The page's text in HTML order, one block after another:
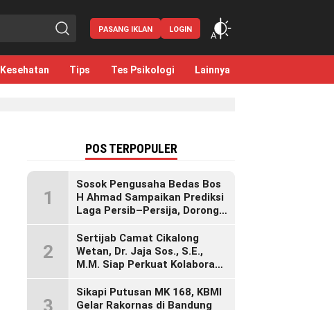
PASANG IKLAN LOGIN
Kesehatan Tips Tes Psikologi Lainnya
POS TERPOPULER
1
Sosok Pengusaha Bedas Bos
H Ahmad Sampaikan Prediksi
Laga Persib–Persija, Dorong
Berada
2
Sertijab Camat Cikalong
Wetan, Dr. Jaja Sos., S.E.,
M.M. Siap Perkuat Kolaborasi
Lebih Maju dan Sejahtera
3
Sikapi Putusan MK 168, KBMI
Gelar Rakornas di Bandung